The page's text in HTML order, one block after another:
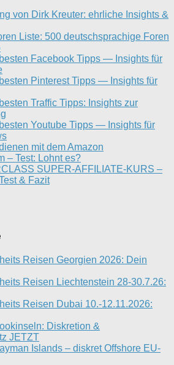
von Dirk Kreuter: ehrliche Insights &
Liste: 500 deutschsprachige Foren
Facebook Tipps — Insights für
Pinterest Tipps — Insights für
Traffic Tipps: Insights zur
Youtube Tipps — Insights für
mit dem Amazon
– Test: Lohnt es?
SUPER-AFFILIATE-KURS –
& Fazit
Reisen Georgien 2026: Dein
Reisen Liechtenstein 28-30.7.26:
Reisen Dubai 10.-12.11.2026:
Diskretion &
JETZT
Islands – diskret Offshore EU-